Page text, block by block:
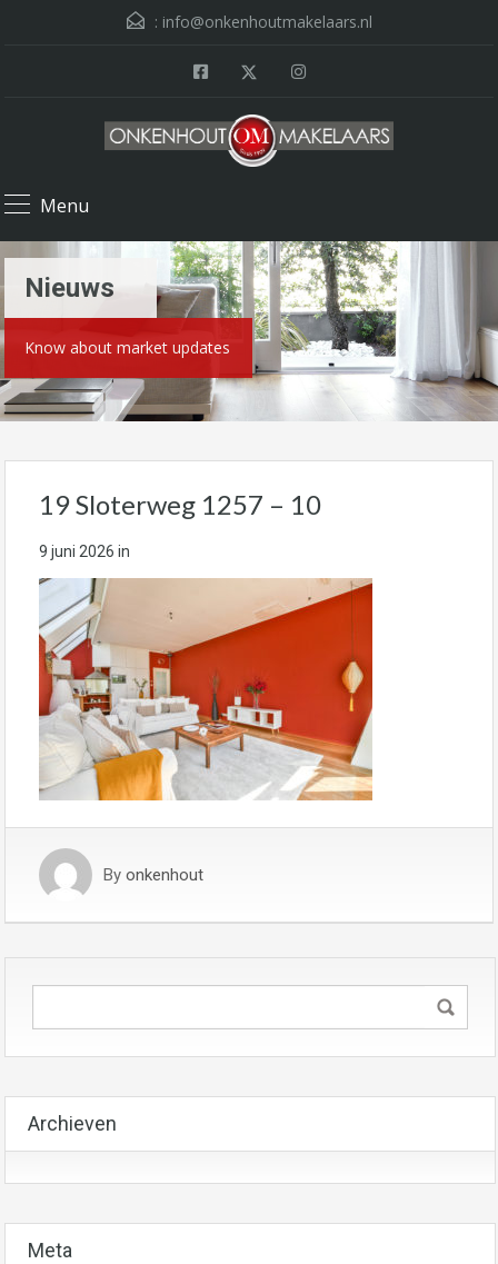
: info@onkenhoutmakelaars.nl
Menu
Nieuws
Know about market updates
19 Sloterweg 1257 – 10
9 juni 2026 in
By onkenhout
Archieven
Meta